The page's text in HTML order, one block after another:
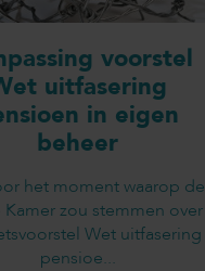
voorstel
uitfasering
in eigen
beheer
het moment waarop de
Kamer zou stemmen over
Wet uitfasering
pensioe...